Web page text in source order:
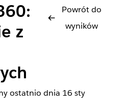
z
Powrót do
wyników
ostatnio dnia 16 sty